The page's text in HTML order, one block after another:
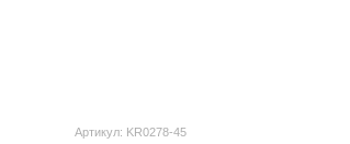
Артикул: KR0278-45